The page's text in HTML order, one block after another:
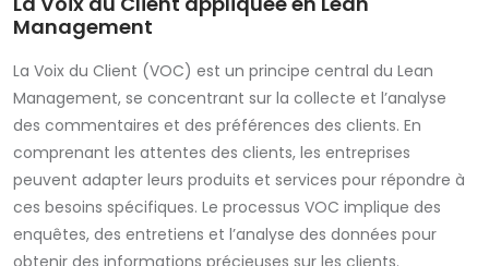
Management
La Voix du Client (VOC) est un principe central du Lean
Management, se concentrant sur la collecte et l’analyse
des commentaires et des préférences des clients. En
comprenant les attentes des clients, les entreprises
peuvent adapter leurs produits et services pour répondre à
ces besoins spécifiques. Le processus VOC implique des
enquêtes, des entretiens et l’analyse des données pour